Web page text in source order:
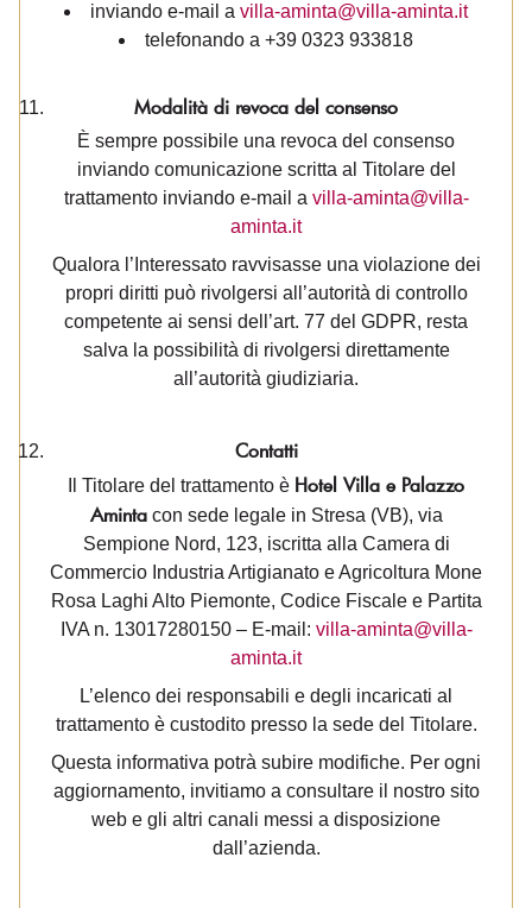
inviando e-mail a villa-aminta@villa-aminta.it
telefonando a +39 0323 933818
Modalità di revoca del consenso
È sempre possibile una revoca del consenso
inviando comunicazione scritta al Titolare del
trattamento inviando e-mail a villa-aminta@villa-
aminta.it
Qualora l’Interessato ravvisasse una violazione dei
propri diritti può rivolgersi all’autorità di controllo
competente ai sensi dell’art. 77 del GDPR, resta
salva la possibilità di rivolgersi direttamente
all’autorità giudiziaria.
Contatti
Il Titolare del trattamento è Hotel Villa e Palazzo
Aminta con sede legale in Stresa (VB), via
Sempione Nord, 123, iscritta alla Camera di
Commercio Industria Artigianato e Agricoltura Mone
Rosa Laghi Alto Piemonte, Codice Fiscale e Partita
IVA n. 13017280150 – E-mail: villa-aminta@villa-
aminta.it
L’elenco dei responsabili e degli incaricati al
trattamento è custodito presso la sede del Titolare.
Questa informativa potrà subire modifiche. Per ogni
aggiornamento, invitiamo a consultare il nostro sito
web e gli altri canali messi a disposizione
dall’azienda.